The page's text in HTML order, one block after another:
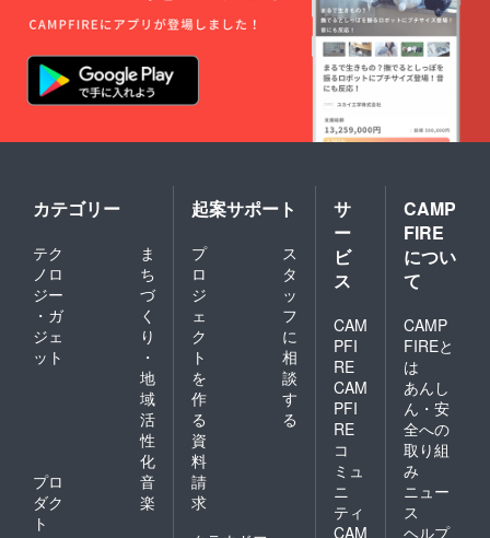
カテゴリー
テク
ノロ
ジー
・ガ
ジェ
ット
ま
ち
づ
く
り
・
地
域
活
性
化
プロ
ダク
ト
音
楽
起案サポート
プ
ロ
ジ
ェ
ク
ト
を
作
る
ス
タ
ッ
フ
に
相
談
す
る
資
料
請
求
サ
ー
ビ
ス
CAM
PFI
RE
CAM
PFI
RE
コ
ミュ
ニ
ティ
CAM
CAMP
FIRE
につい
て
CAMP
FIREと
は
あんし
ん・安
全への
取り組
み
ニュー
ス
ヘルプ